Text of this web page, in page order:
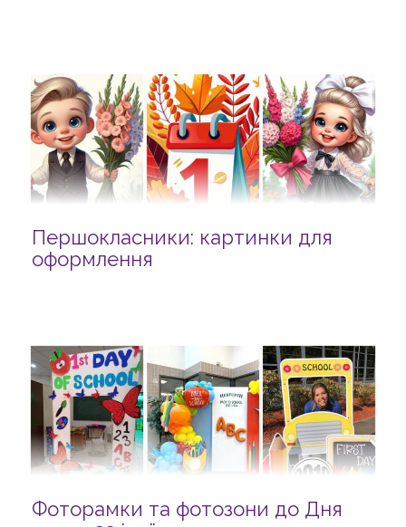
Першокласники: картинки для
оформлення
Фоторамки та фотозони до Дня